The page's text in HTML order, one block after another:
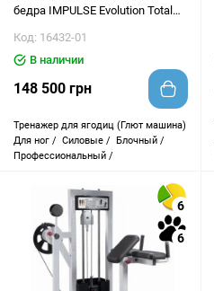
бедра IMPULSE Evolution Total
Код: 16432-01
В наличии
148 500 грн
Тренажер для ягодиц (Глют машина)
Для ног / Силовые / Блочный /
Профессиональный /
6
6